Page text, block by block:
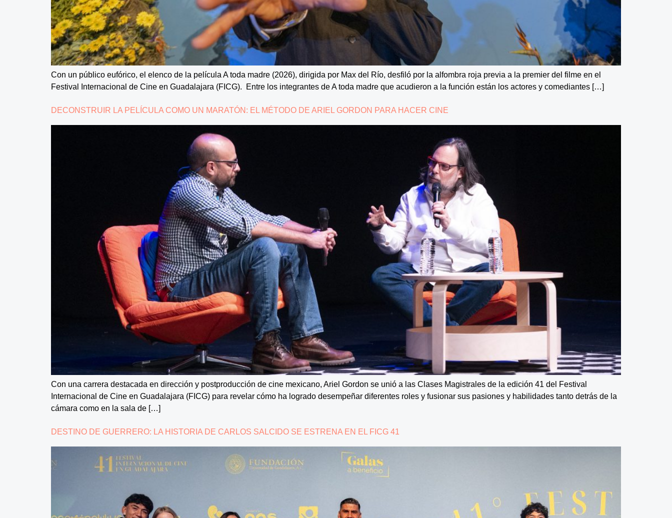
Con un público eufórico, el elenco de la película A toda madre (2026), dirigida por Max del Río, desfiló por la alfombra roja previa a la premier del filme en el
Festival Internacional de Cine en Guadalajara (FICG). Entre los integrantes de A toda madre que acudieron a la función están los actores y comediantes […]
DECONSTRUIR LA PELÍCULA COMO UN MARATÓN: EL MÉTODO DE ARIEL GORDON PARA HACER CINE
Con una carrera destacada en dirección y postproducción de cine mexicano, Ariel Gordon se unió a las Clases Magistrales de la edición 41 del Festival
Internacional de Cine en Guadalajara (FICG) para revelar cómo ha logrado desempeñar diferentes roles y fusionar sus pasiones y habilidades tanto detrás de la
cámara como en la sala de […]
DESTINO DE GUERRERO: LA HISTORIA DE CARLOS SALCIDO SE ESTRENA EN EL FICG 41